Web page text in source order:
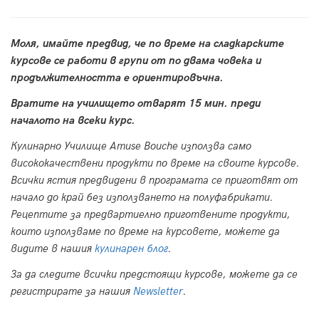
Моля, имайте предвид, че по време на сладкарските
курсове се работи в групи от по двама човека и
продължителността е ориентировъчна.
Вратите на училището отварят 15 мин. преди
началото на всеки курс.
Кулинарно Училище Amuse Bouche използва само
висококачествени продукти по време на своите курсове.
Всички ястия предвидени в програмата се приготвят от
начало до край без използването на полуфабрикати.
Рецептите за предвартиелно приготвените продукти,
които използваме по време на курсовете, можете да
видите в нашия кулинарен блог.
За да следите всички предстоящи курсове, можете да се
регистрирате за нашия Newsletter.